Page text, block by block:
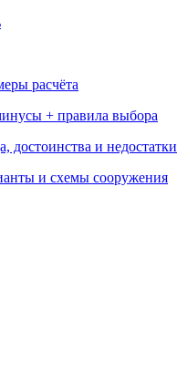
расчёта
+ правила выбора
и недостатки
и схемы сооружения